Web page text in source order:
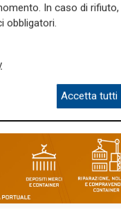
ballardini
In caso di
obbligatori.
Accetta tutti